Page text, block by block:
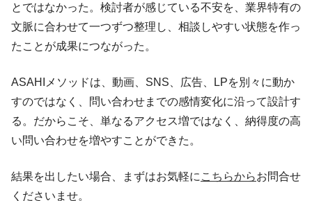
とではなかった。検討者が感じている不安を、業界特有の
文脈に合わせて一つずつ整理し、相談しやすい状態を作っ
たことが成果につながった。
ASAHIメソッドは、動画、SNS、広告、LPを別々に動か
すのではなく、問い合わせまでの感情変化に沿って設計す
る。だからこそ、単なるアクセス増ではなく、納得度の高
い問い合わせを増やすことができた。
結果を出したい場合、まずはお気軽に こちらからお問合せ
くださいませ。